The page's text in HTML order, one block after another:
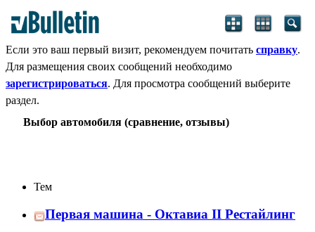
Если это ваш первый визит, рекомендуем почитать справку.
Для размещения своих сообщений необходимо
зарегистрироваться. Для просмотра сообщений выберите
раздел.
Выбор автомобиля (сравнение, отзывы)
Тем
Первая машина - Октавиа II Рестайлинг